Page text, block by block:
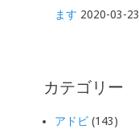
ます 2020-03-23
カテゴリー
アドビ (143)